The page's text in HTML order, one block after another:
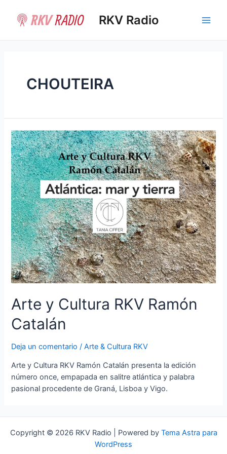
contenido
RKV Radio
CHOUTEIRA
Arte y Cultura RKV Ramón
Catalán
Deja un comentario /Arte & Cultura RKV
Arte y Cultura RKV Ramón Catalán presenta la edición
número once, empapada en salitre atlántica y palabra
pasional procedente de Graná, Lisboa y Vigo.
Copyright © 2026 RKV Radio | Powered by Tema Astra para
WordPress